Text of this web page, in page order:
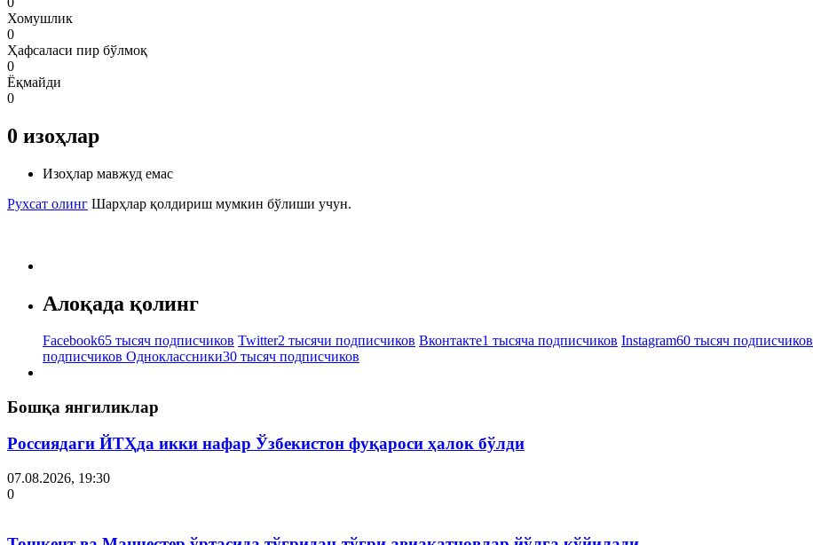
Хомушлик
0
Ҳафсаласи пир бўлмоқ
0
Ёқмайди
0
0 изоҳлар
Изоҳлар мавжуд емас
Рухсат олинг Шарҳлар қолдириш мумкин бўлиши учун.
Алоқада қолинг
Facebook65 тысяч подписчиков Twitter2 тысячи подписчиков Вконтакте1 тысяча подписчиков Instagram60 тысяч подписчиков
подписчиков Одноклассники30 тысяч подписчиков
Бошқа янгиликлар
Россиядаги ЙТҲда икки нафар Ўзбекистон фуқароси ҳалок бўлди
07.08.2026, 19:30
0